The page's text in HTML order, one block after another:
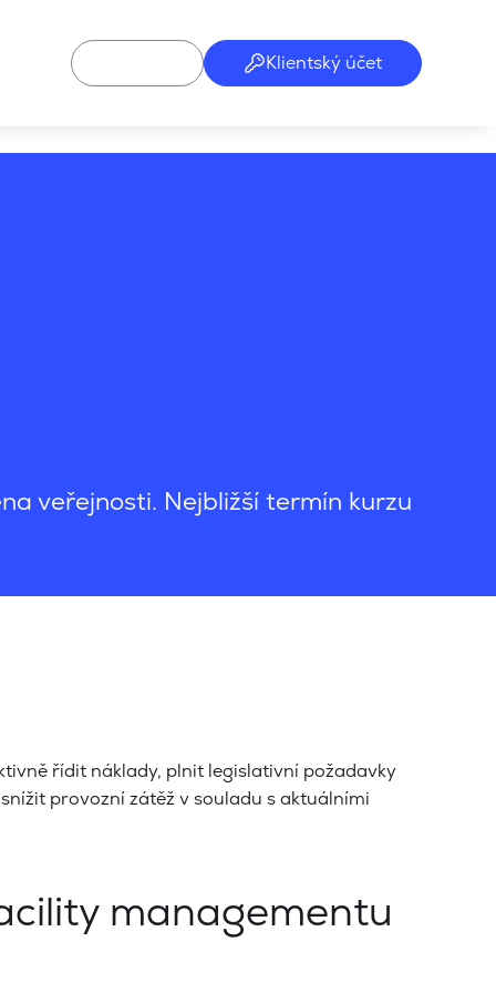
Klientský účet
veřejnosti. Nejbližší termín kurzu
řídit náklady, plnit legislativní požadavky
provozní zátěž v souladu s aktuálními
managementu